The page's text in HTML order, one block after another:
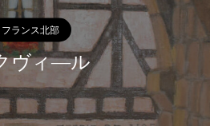
フランス北部
ヴィ―ル